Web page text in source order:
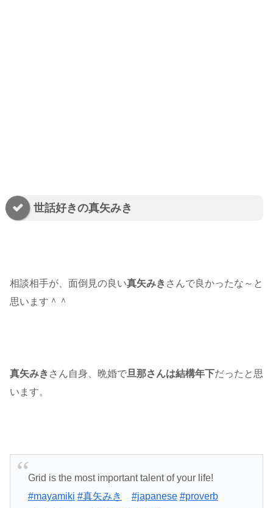
世話好きの真矢みき
相談相手が、面倒見の良い真矢みき さんで良かったな～と
思います＾＾
真矢みき さん自身、晩婚で旦那さんは結構年下だったと思
います。
Grid is the most important talent of your life!
#mayamiki #真矢みき #japanese #proverb